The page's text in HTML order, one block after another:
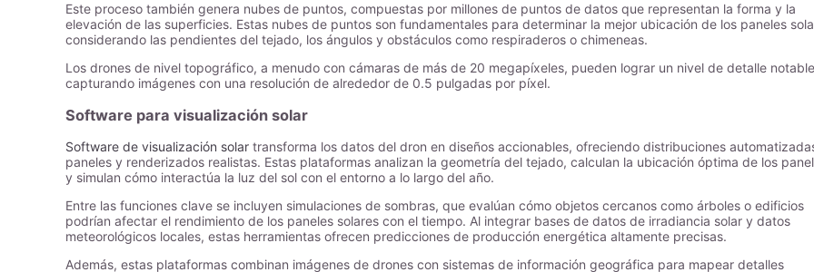
Este proceso también genera nubes de puntos, compuestas por millones de puntos de datos que representan la forma y la
elevación de las superficies. Estas nubes de puntos son fundamentales para determinar la mejor ubicación de los paneles
considerando las pendientes del tejado, los ángulos y obstáculos como respiraderos o chimeneas.
Los drones de nivel topográfico, a menudo con cámaras de más de 20 megapíxeles, pueden lograr un nivel de detalle
capturando imágenes con una resolución de alrededor de 0.5 pulgadas por píxel.
Software para visualización solar
Software de visualización solar transforma los datos del dron en diseños accionables, ofreciendo distribuciones
paneles y renderizados realistas. Estas plataformas analizan la geometría del tejado, calculan la ubicación óptima de los
y simulan cómo interactúa la luz del sol con el entorno a lo largo del año.
Entre las funciones clave se incluyen simulaciones de sombras, que evalúan cómo objetos cercanos como árboles o edificios
podrían afectar el rendimiento de los paneles solares con el tiempo. Al integrar bases de datos de irradiancia solar y datos
meteorológicos locales, estas herramientas ofrecen predicciones de producción energética altamente precisas.
Además, estas plataformas combinan imágenes de drones con sistemas de información geográfica para mapear detalles